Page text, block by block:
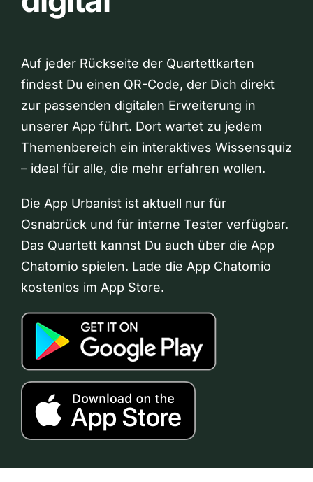
Auf jeder Rückseite der Quartettkarten
findest Du einen QR-Code, der Dich direkt
zur passenden digitalen Erweiterung in
unserer App führt. Dort wartet zu jedem
Themenbereich ein interaktives Wissensquiz
– ideal für alle, die mehr erfahren wollen.
Die App Urbanist ist aktuell nur für
Osnabrück und für interne Tester verfügbar.
Das Quartett kannst Du auch über die App
Chatomio spielen. Lade die App Chatomio
kostenlos im App Store.